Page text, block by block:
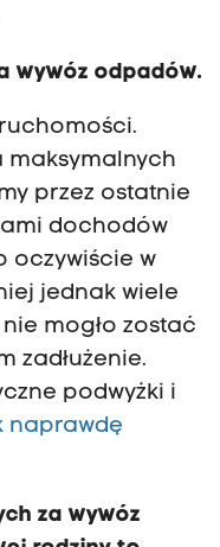
wywóz odpadów.
maksymalnych
przez ostatnie
dochodów
oczywiście w
jednak wiele
mogło zostać
zadłużenie.
podwyżki i
naprawdę
za wywóz